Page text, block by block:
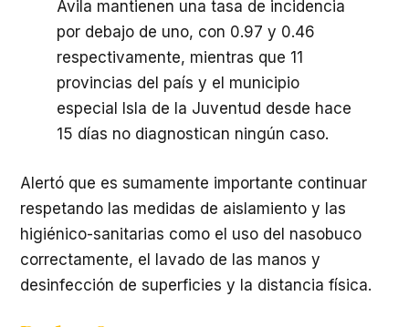
Ávila mantienen una tasa de incidencia
por debajo de uno, con 0.97 y 0.46
respectivamente, mientras que 11
provincias del país y el municipio
especial Isla de la Juventud desde hace
15 días no diagnostican ningún caso.
Alertó que es sumamente importante continuar
respetando las medidas de aislamiento y las
higiénico-sanitarias como el uso del nasobuco
correctamente, el lavado de las manos y
desinfección de superficies y la distancia física.